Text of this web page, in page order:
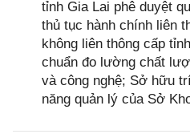
tỉnh Gia Lai phê duyệt
thủ tục hành chính liên
không liên thông cấp
chuẩn đo lường chất
và công nghệ; Sở hữu
năng quản lý của Sở